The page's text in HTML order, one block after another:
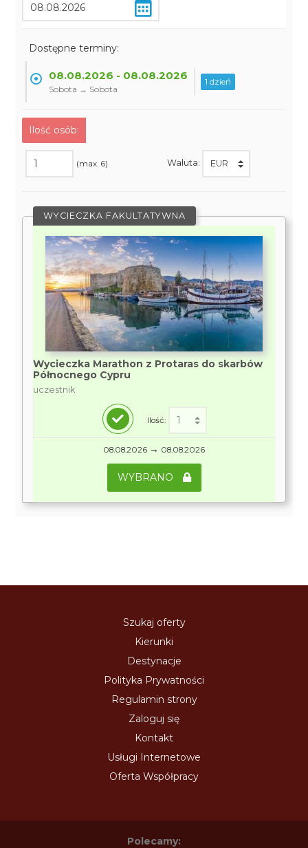
Dostępne terminy:
08.08.2026 - 08.08.2026
Sobota → Sobota
1 dzień
Ilość osób:
(max. 6) Waluta:
WYCIECZKA FAKULTATYWNA
Wycieczka Marathon z Protaras do skarbów
Północnego Cypru
uczestnik
Ilość:
08.08.2026 → 08.08.2026
WYBRANO
Szukaj oferty
Kierunki
Destynacje
Polityka Prywatności
Regulamin strony
Zaloguj się
Kontakt
Usługi Internetowe
Oferta Współpracy
Polecamy: